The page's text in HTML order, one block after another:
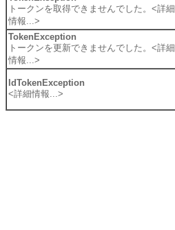
トークンを取得できませんでした。<詳細
情報...>
TokenException
トークンを更新できませんでした。<詳細
情報...>
IdTokenException
<詳細情報...>